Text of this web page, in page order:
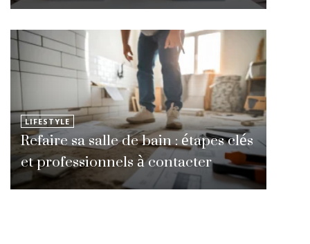
LIFESTYLE
Refaire sa salle de bain : étapes clés
et professionnels à contacter